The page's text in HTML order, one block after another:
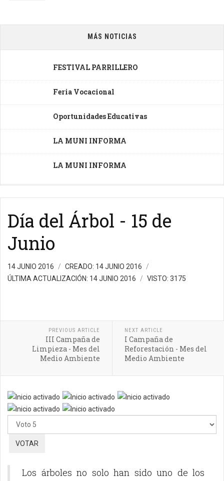
MÁS NOTICIAS
FESTIVAL PARRILLERO
Feria Vocacional
Oportunidades Educativas
LA MUNI INFORMA
LA MUNI INFORMA
Día del Árbol - 15 de
Junio
14 JUNIO 2016
CREADO: 14 JUNIO 2016
ÚLTIMA ACTUALIZACIÓN: 14 JUNIO 2016
VISTO: 3175
PREVIOUS ARTICLE
III Campaña de
Limpieza - Mes del
Medio Ambiente
NEXT ARTICLE
I Campaña de
Reforestación - Mes del
Medio Ambiente
Ratio:5 /5
vote
Los árboles no solo han sido uno de los